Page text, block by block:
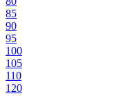
85
90
95
100
105
110
120